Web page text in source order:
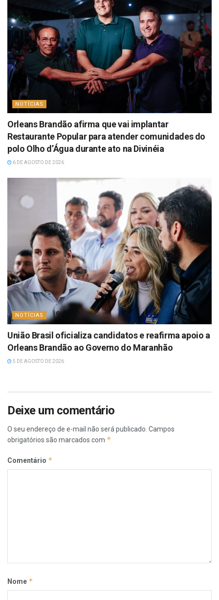
NOTÍCIAS
Orleans Brandão afirma que vai implantar
Restaurante Popular para atender comunidades do
polo Olho d’Água durante ato na Divinéia
6 DE AGOSTO DE 2026
NOTÍCIAS
União Brasil oficializa candidatos e reafirma apoio a
Orleans Brandão ao Governo do Maranhão
5 DE AGOSTO DE 2026
Deixe um comentário
O seu endereço de e-mail não será publicado. Campos
obrigatórios são marcados com *
Comentário *
Nome *